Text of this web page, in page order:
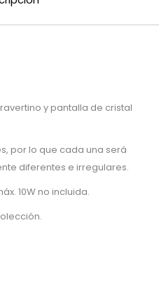
y pantalla de cristal
por lo que cada una será
diferentes e irregulares.
10W no incluida.